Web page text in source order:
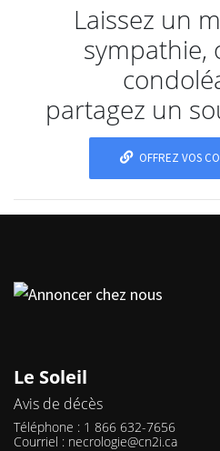
Laissez un
sympathie,
partagez un
OFFREZ VOS
Le Soleil
Avis de décès
Téléphone : 1 866 632-7656
Courriel : necrologie@cn2i.ca